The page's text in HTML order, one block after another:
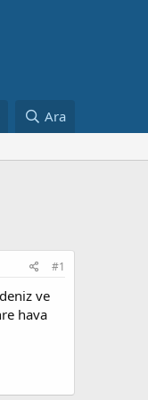
Ara
#1
ve
hava